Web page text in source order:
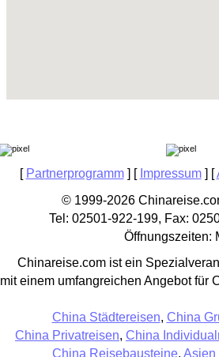
[ Partnerprogramm] [ Impressum] [
© 1999-2026
Tel: 02501-922-199, Fax:
Öffnungszeiten:
Chinareise.com ist ein
mit einem umfangreichen Angebot für
China Städtereisen, China
China Privatreisen, China
China Reisebausteine, Asien